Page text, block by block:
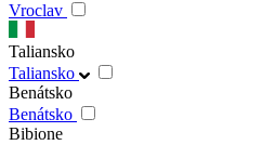
Vroclav
Taliansko
Taliansko
Benátsko
Benátsko
Bibione